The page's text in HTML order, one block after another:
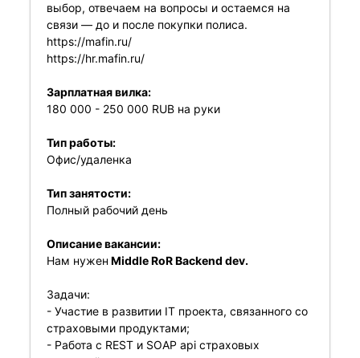
выбор, отвечаем на вопросы и остаемся на
связи — до и после покупки полиса.
https://mafin.ru/
https://hr.mafin.ru/
Зарплатная вилка:
180 000 - 250 000 RUB на руки
Тип работы:
Офис/удаленка
Тип занятости:
Полный рабочий день
Описание вакансии:
Нам нужен Middle RoR Backend dev.
Задачи:
- Участие в развитии IT проекта, связанного со
страховыми продуктами;
- Работа с REST и SOAP api страховых